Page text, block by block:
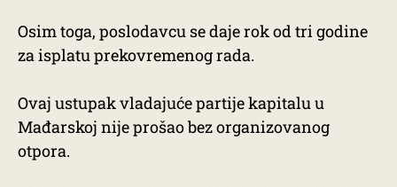
Osim toga, poslodavcu se daje rok od tri godine
za isplatu prekovremenog rada.
Ovaj ustupak vladajuće partije kapitalu u
Mađarskoj nije prošao bez organizovanog
otpora.